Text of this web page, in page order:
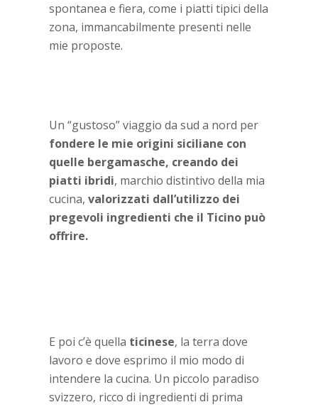
spontanea e fiera, come i piatti tipici della
zona, immancabilmente presenti nelle
mie proposte.
Un “gustoso” viaggio da sud a nord per
fondere le mie origini siciliane con
quelle bergamasche, creando dei
piatti ibridi, marchio distintivo della mia
cucina, valorizzati dall’utilizzo dei
pregevoli ingredienti che il Ticino può
offrire.
E poi c’è quella ticinese, la terra dove
lavoro e dove esprimo il mio modo di
intendere la cucina. Un piccolo paradiso
svizzero, ricco di ingredienti di prima